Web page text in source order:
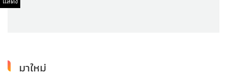
มาใหม่